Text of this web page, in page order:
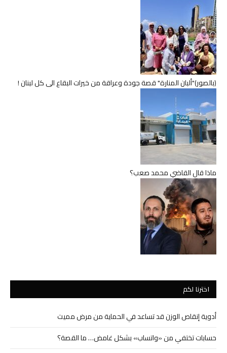
(بالصور)"ألبان المنارة" قصة جودة وعراقة من خيرات البقاع الى كل لبنان !
ماذا قال القاضي محمد صعب؟
اخترنا لكم
أدوية إنقاص الوزن قد تساعد في الحماية من مرض مميت
حسابات تختفي من «واتساب» بشكل غامض… ما القصة؟